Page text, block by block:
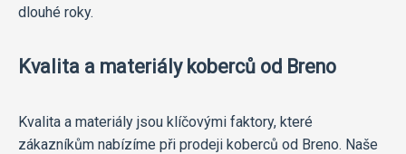
dlouhé roky.
Kvalita a materiály koberců od Breno
Kvalita a materiály jsou klíčovými faktory, které
zákazníkům nabízíme při prodeji koberců od Breno. Naše